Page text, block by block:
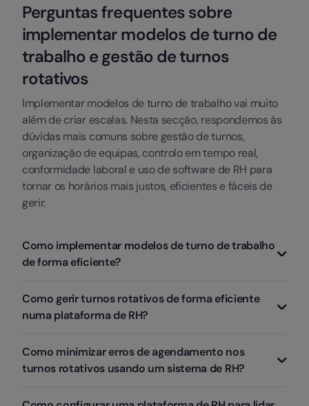
Perguntas frequentes sobre
implementar modelos de turno de
trabalho e gestão de turnos
rotativos
Implementar modelos de turno de trabalho vai muito
além de criar escalas. Nesta secção, respondemos às
dúvidas mais comuns sobre gestão de turnos,
organização de equipas, controlo em tempo real,
conformidade laboral e uso de software de RH para
tornar os horários mais justos, eficientes e fáceis de
gerir.
Como implementar modelos de turno de trabalho
de forma eficiente?
eficiência, é importante começar por analisar as
necessidades reais da operação, os horários de maior
a empresa pode definir um modelo de turno fixo,
rotativo, contínuo ou personalizado. O ideal é que a
Como gerir turnos rotativos de forma eficiente
numa plataforma de RH?
gestão de turnos num só lugar. Com este tipo de
ferramenta, é mais fácil criar escalas, distribuir
Como minimizar erros de agendamento nos
turnos rotativos usando um sistema de RH?